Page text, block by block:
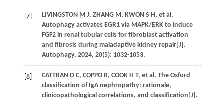
[7]
LIVINGSTON M J, ZHANG M, KWON S H, et al.
Autophagy activates EGR1 via MAPK/ERK to induce
FGF2 in renal tubular cells for fibroblast activation
and fibrosis during maladaptive kidney repair[J].
Autophagy, 2024, 20(5): 1032-1053.
[8]
CATTRAN D C, COPPO R, COOK H T, et al. The Oxford
classification of IgA nephropathy: rationale,
clinicopathological correlations, and classification[J].